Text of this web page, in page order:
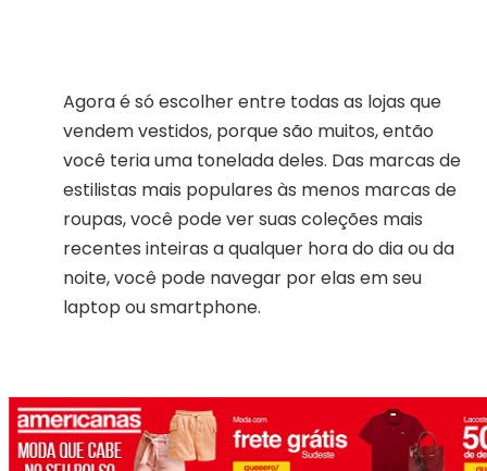
Agora é só escolher entre todas as lojas que
vendem vestidos, porque são muitos, então
você teria uma tonelada deles. Das marcas de
estilistas mais populares às menos marcas de
roupas, você pode ver suas coleções mais
recentes inteiras a qualquer hora do dia ou da
noite, você pode navegar por elas em seu
laptop ou smartphone.